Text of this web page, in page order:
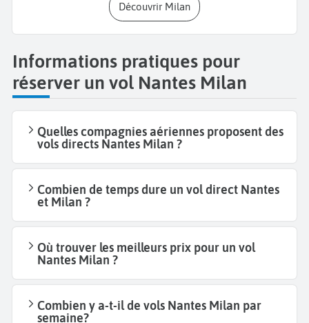
Découvrir Milan
Informations pratiques pour
réserver un vol Nantes Milan
Quelles compagnies aériennes proposent des
vols directs Nantes Milan ?
Combien de temps dure un vol direct Nantes
et Milan ?
Où trouver les meilleurs prix pour un vol
Nantes Milan ?
Combien y a-t-il de vols Nantes Milan par
semaine?